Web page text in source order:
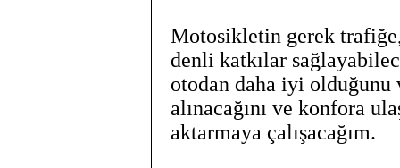
Motosikletin gerek
denli katkılar
otodan daha iyi
alınacağını ve konfora
aktarmaya çalışacağım.